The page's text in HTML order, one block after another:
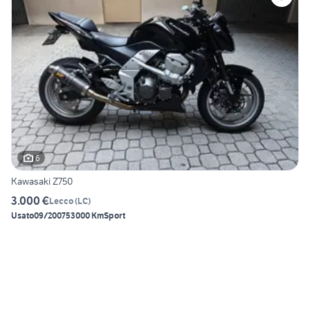
6
Kawasaki Z750
3.000 €Lecco(LC)
Usato09/200753000 KmSport